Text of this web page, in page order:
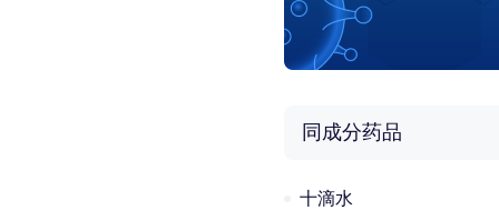
同成分药品
十滴水